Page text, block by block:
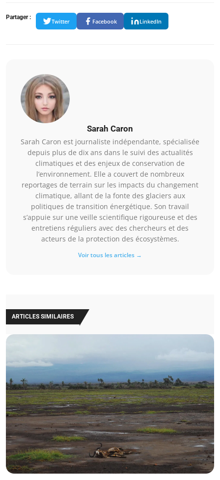
Partager :
Twitter Facebook LinkedIn
Sarah Caron
Sarah Caron est journaliste indépendante, spécialisée
depuis plus de dix ans dans le suivi des actualités
climatiques et des enjeux de conservation de
l’environnement. Elle a couvert de nombreux
reportages de terrain sur les impacts du changement
climatique, allant de la fonte des glaciers aux
politiques de transition énergétique. Son travail
s’appuie sur une veille scientifique rigoureuse et des
entretiens réguliers avec des chercheurs et des
acteurs de la protection des écosystèmes.
Voir tous les articles →
ARTICLES SIMILAIRES